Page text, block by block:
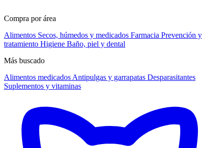
Compra por área
Alimentos Secos, húmedos y medicados Farmacia Prevención y
tratamiento Higiene Baño, piel y dental
Más buscado
Alimentos medicados Antipulgas y garrapatas Desparasitantes
Suplementos y vitaminas